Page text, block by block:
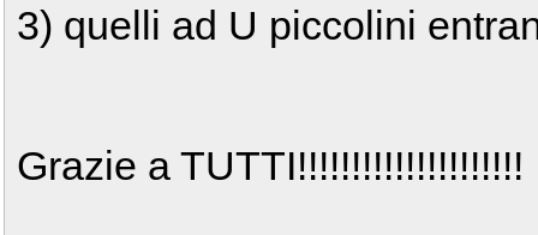
3) quelli ad U piccolini
Grazie a TUTTI!!!!!!!!!!!!!!!!!!!!!